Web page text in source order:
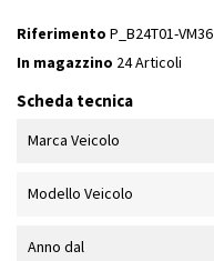
Riferimento P_B24T01-VM36
In magazzino 24 Articoli
Scheda tecnica
Marca Veicolo
Modello Veicolo
Anno dal